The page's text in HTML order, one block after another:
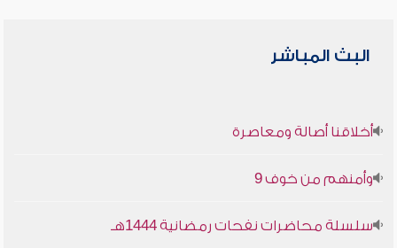
البث المباشر
أخلاقنا أصالة ومعاصرة
وأمنهم من خوف 9
سلسلة محاضرات نفحات رمضانية 1444هـ